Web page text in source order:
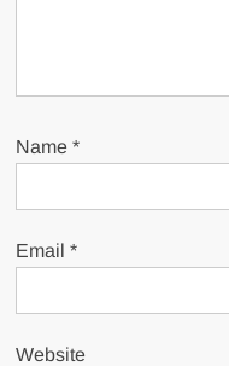
Name*
Email*
Website